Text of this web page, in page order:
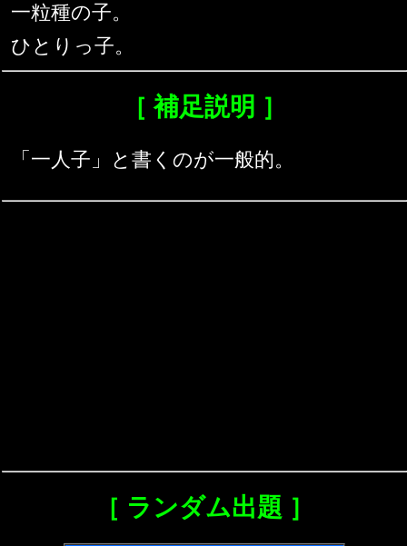
一粒種の子。
ひとりっ子。
［ 補足説明 ］
「一人子」と書くのが一般的。
［ ランダム出題 ］